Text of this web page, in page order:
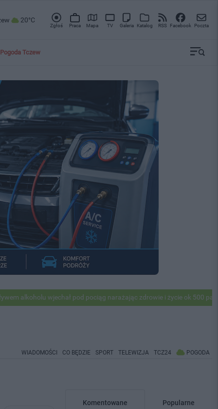
20°C
Zgłoś Praca Mapa TV Galeria Katalog RSS Facebook Poczta
Pogoda Tczew
wjechał pod pociąg narażając zdrowie i życie ok 500 pasażerów! PKP
WIADOMOŚCI CO BĘDZIE SPORT TELEWIZJA TCZ24 POGODA
Komentowane Popularne